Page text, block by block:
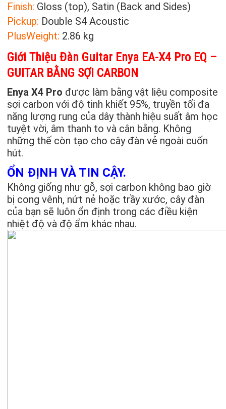
Finish: Gloss (top), Satin (Back and Sides)
Pickup: Double S4 Acoustic
PlusWeight: 2.86 kg
Giới Thiệu Đàn Guitar Enya EA-X4 Pro EQ –
GUITAR BẰNG SỢI CARBON
Enya X4 Pro được làm bằng vật liệu composite
sợi carbon với độ tinh khiết 95%, truyền tối đa
năng lượng rung của dây thành hiệu suất âm học
tuyệt vời, âm thanh to và cân bằng. Không
những thế còn tạo cho cây đàn vẻ ngoài cuốn
hút.
ỔN ĐỊNH VÀ TIN CẬY.
Không giống như gỗ, sợi carbon không bao giờ
bị cong vênh, nứt nẻ hoặc trầy xước, cây đàn
của bạn sẽ luôn ổn định trong các điều kiện
nhiệt độ và độ ẩm khác nhau.